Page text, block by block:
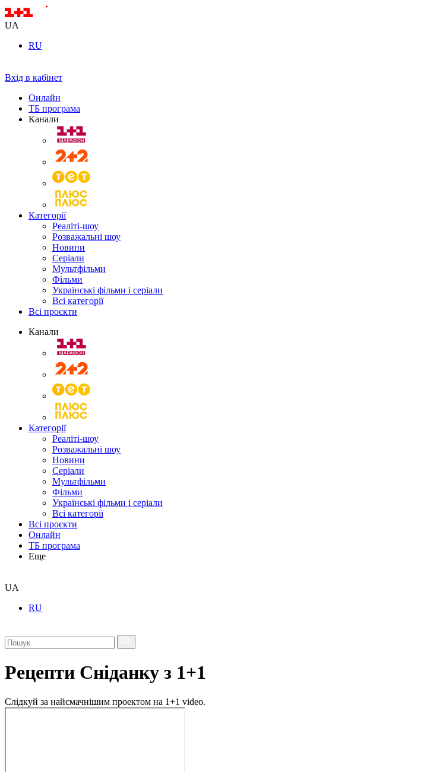
UA
RU
Вхід в кабінет
Онлайн
ТБ програма
Канали
Категорії
Реаліті-шоу
Розважальні шоу
Новини
Серіали
Мультфільми
Фільми
Українські фільми і серіали
Всі категорії
Всі проєкти
Канали
Категорії
Реаліті-шоу
Розважальні шоу
Новини
Серіали
Мультфільми
Фільми
Українські фільми і серіали
Всі категорії
Всі проєкти
Онлайн
ТБ програма
Еще
UA
RU
Рецепти Сніданку з 1+1
Слідкуй за найсмачнішим проектом на 1+1 video.